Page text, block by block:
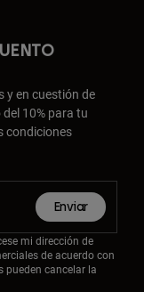
y en cuestión de
10% para tu
condiciones
Enviar
mi dirección de
de acuerdo con
pueden cancelar la